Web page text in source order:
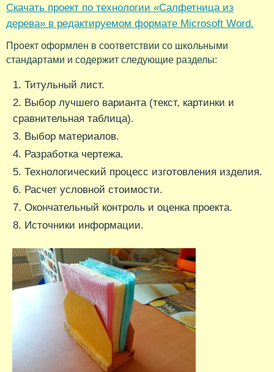
Скачать проект по технологии «Салфетница из
дерева» в редактируемом формате Microsoft Word.
Проект оформлен в соответствии со школьными
стандартами и содержит следующие разделы:
Титульный лист.
Выбор лучшего варианта (текст, картинки и
сравнительная таблица).
Выбор материалов.
Разработка чертежа.
Технологический процесс изготовления изделия.
Расчет условной стоимости.
Окончательный контроль и оценка проекта.
Источники информации.